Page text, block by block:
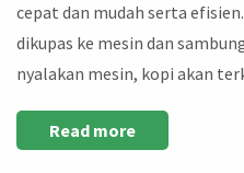
cepat dan mudah serta
dikupas ke mesin dan
nyalakan mesin, kopi akan
Read more